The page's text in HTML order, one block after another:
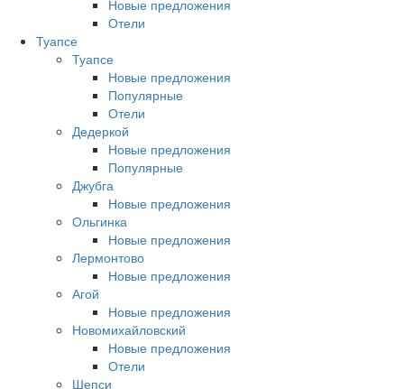
Новые предложения
Отели
Туапсе
Туапсе
Новые предложения
Популярные
Отели
Дедеркой
Новые предложения
Популярные
Джубга
Новые предложения
Ольгинка
Новые предложения
Лермонтово
Новые предложения
Агой
Новые предложения
Новомихайловский
Новые предложения
Отели
Шепси